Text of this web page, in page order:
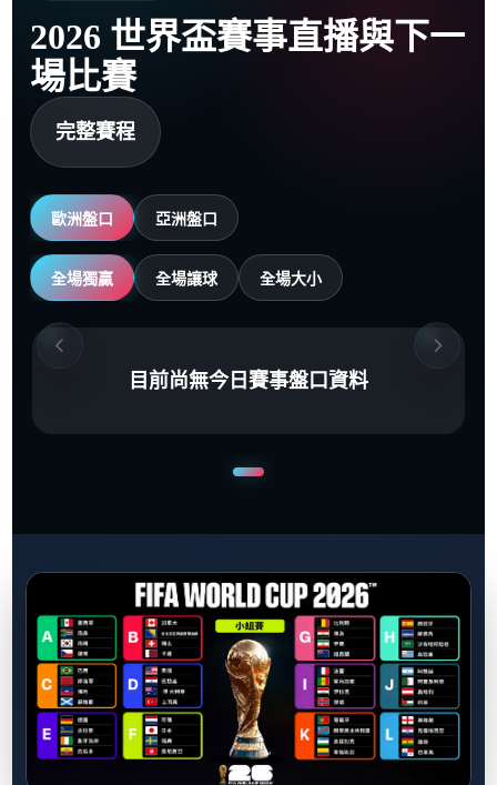
2026 世界盃賽事直播與下一
場比賽
完整賽程
歐洲盤口 亞洲盤口
全場獨贏 全場讓球 全場大小
目前尚無今日賽事盤口資料